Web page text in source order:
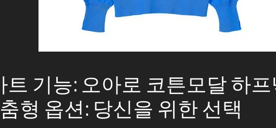
트 기능: 오아로 코튼모달 하
형 옵션: 당신을 위한 선택